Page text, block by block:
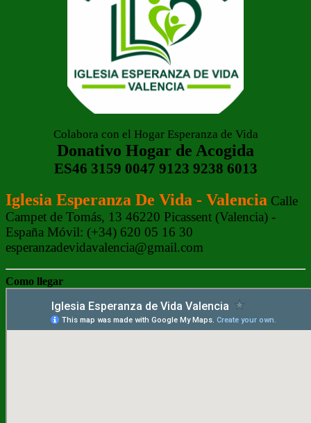
Colabora con el Hogar Esperanza de Vida
Donativo Hogar de Acogida
ES46 3159 0047 9123 9238 6013
Iglesia Esperanza De Vida - Valencia Calle
Campet de Tomás, 13 46220 Picassent (Valencia) -
España Móvil: (+34) 620 05 16 30
esperanzadevidavalencia@gmail.com
Como llegar